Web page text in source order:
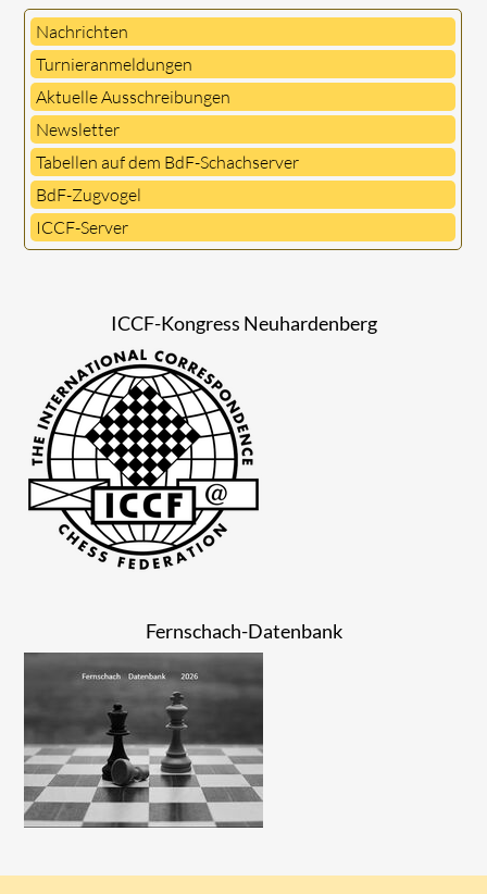
Nachrichten
Turnieranmeldungen
Aktuelle Ausschreibungen
Newsletter
Tabellen auf dem BdF-Schachserver
BdF-Zugvogel
ICCF-Server
ICCF-Kongress Neuhardenberg
Fernschach-Datenbank